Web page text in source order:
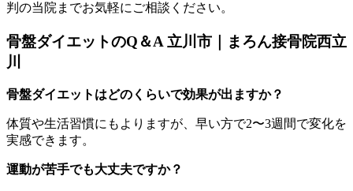
判の当院までお気軽にご相談ください。
骨盤ダイエットのQ＆A 立川市｜まろん接骨院西立
川
骨盤ダイエットはどのくらいで効果が出ますか？
体質や生活習慣にもよりますが、早い方で2〜3週間で変化を
実感できます。
運動が苦手でも大丈夫ですか？